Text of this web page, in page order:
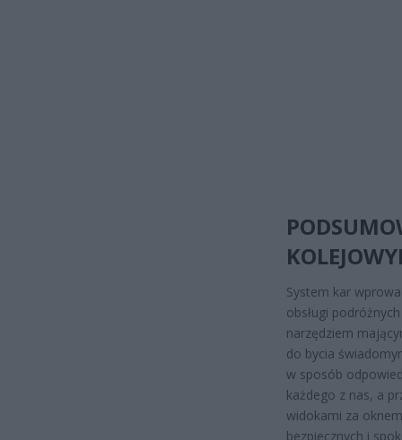
System kar
obsługi
narzędziem
do bycia
w sposób
każdego z nas, a
widokami za
bezpiecznych i